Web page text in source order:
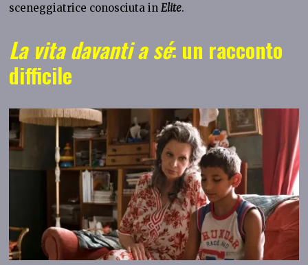
sceneggiatrice conosciuta inElite.
La vita davanti a sé: un racconto
difficile